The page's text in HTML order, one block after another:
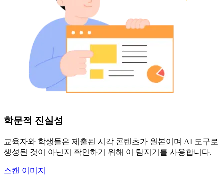
학문적 진실성
교육자와 학생들은 제출된 시각 콘텐츠가 원본이며 AI 도구로
생성된 것이 아닌지 확인하기 위해 이 탐지기를 사용합니다.
스캔 이미지